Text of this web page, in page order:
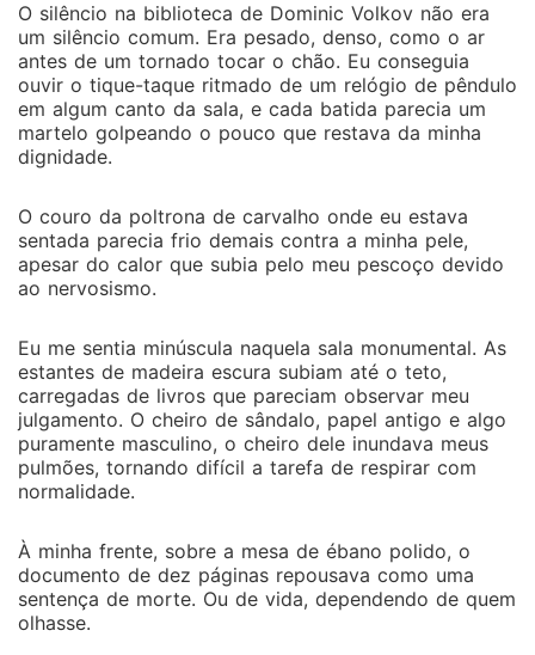
milenar que todos acreditavam ser apenas um mito.
Quando o poder de Aurora desperta, o contrato de
dez milhões de dólares se torna irrelevante. O Norte
entra em guerra. O Conselho dos Anciões quer o seu
sangue. Criaturas das sombras querem a sua luz. E
Dominic, o Alfa que jurou nunca se curvar, descobre
assinado, mas de um laço de alma que exige o
sacrifício de tudo o que ele conhece. Agora, eles não
lutam apenas para cumprir um acordo, mas para
sobreviver a uma profecia que exige sangue. Para
escuridão, e Dominic terá que decidir se prefere
manter seu trono ou se tornar o monstro necessário
para proteger a mulher que o destino, e não o
contrato colocou em seu caminho. O amor nunca fez
parte do acordo... mas o poder nunca respeitou as
regras.
O silêncio na biblioteca de Dominic Volkov não era
um silêncio comum. Era pesado, denso, como o ar
antes de um tornado tocar o chão. Eu conseguia
ouvir o tique-taque ritmado de um relógio de pêndulo
em algum canto da sala, e cada batida parecia um
martelo golpeando o pouco que restava da minha
dignidade.
O couro da poltrona de carvalho onde eu estava
sentada parecia frio demais contra a minha pele,
apesar do calor que subia pelo meu pescoço devido
ao nervosismo.
Eu me sentia minúscula naquela sala monumental. As
estantes de madeira escura subiam até o teto,
carregadas de livros que pareciam observar meu
julgamento. O cheiro de sândalo, papel antigo e algo
puramente masculino, o cheiro dele inundava meus
pulmões, tornando difícil a tarefa de respirar com
normalidade.
À minha frente, sobre a mesa de ébano polido, o
documento de dez páginas repousava como uma
sentença de morte. Ou de vida, dependendo de quem
olhasse.